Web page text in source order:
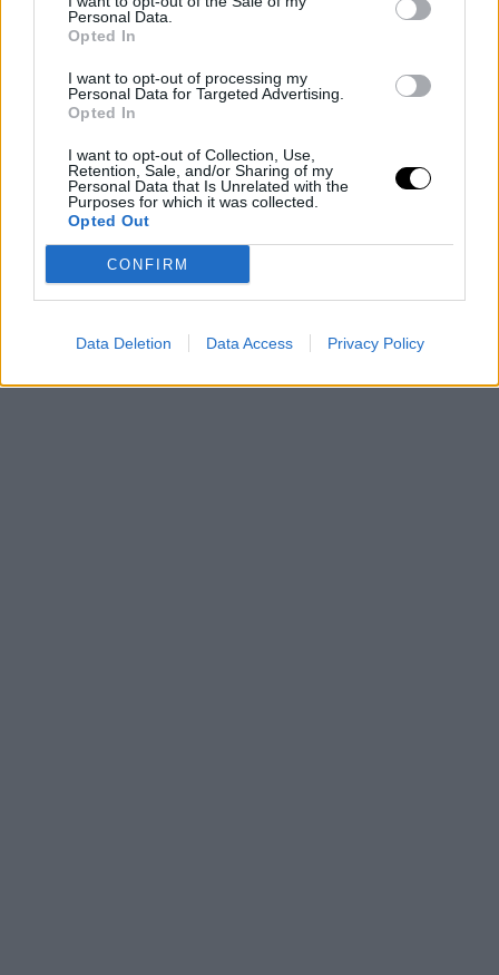
Personal Data.
Opted In
I want to opt-out of processing my
Personal Data for Targeted Advertising.
Opted In
I want to opt-out of Collection, Use,
Retention, Sale, and/or Sharing of my
Personal Data that Is Unrelated with the
Purposes for which it was collected.
Opted Out
CONFIRM
Data Deletion Data Access Privacy Policy
ezért az Egyesült Államok nyugati államaiban délutáni
horgászati tilalmakat vezettek be. A klímaváltozás
Rooby
augusztus 5, 2026